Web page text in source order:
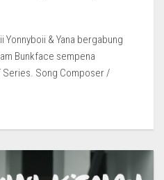
Yonnyboii & Yana bergabung
Bunkface sempena
Series. Song Composer /